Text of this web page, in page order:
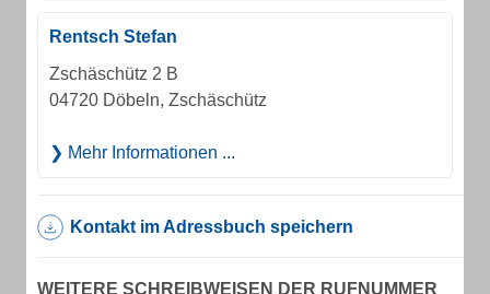
Rentsch Stefan
Zschäschütz 2 B
04720 Döbeln, Zschäschütz
Mehr Informationen ...
Kontakt im Adressbuch speichern
WEITERE SCHREIBWEISEN DER RUFNUMMER